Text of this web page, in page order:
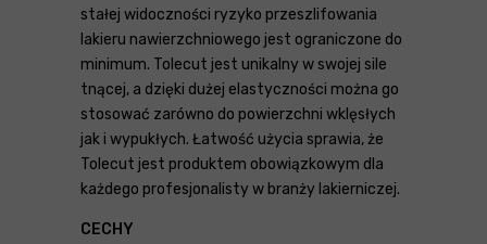
stałej widoczności ryzyko przeszlifowania
lakieru nawierzchniowego jest ograniczone do
minimum. Tolecut jest unikalny w swojej sile
tnącej, a dzięki dużej elastyczności można go
stosować zarówno do powierzchni wklęsłych
jak i wypukłych. Łatwość użycia sprawia, że
Tolecut jest produktem obowiązkowym dla
każdego profesjonalisty w branży lakierniczej.
CECHY